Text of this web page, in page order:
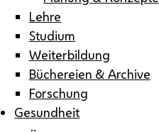
Lehre
Studium
Weiterbildung
Büchereien & Archive
Forschung
Gesundheit